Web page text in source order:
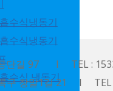
수식냉동기
수식냉동기
수식 냉동기
공단길 97 l TEL :
록구 창말1길 21 l